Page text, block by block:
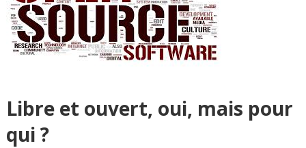
Libre et ouvert, oui, mais pour
qui ?